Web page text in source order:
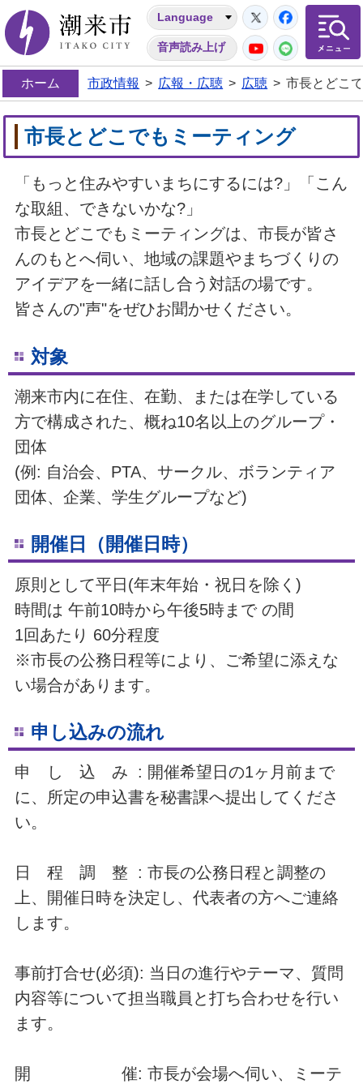
潮来市
Language
音声読み上げ
Twitter
YouTube
LINE
ホーム 市政情報 > 広報・広聴 > 広聴 > 市長とどこ
市長とどこでもミーティング
「もっと住みやすいまちにするには?」「こん
な取組、できないかな?」
市長とどこでもミーティングは、市長が皆さ
んのもとへ伺い、地域の課題やまちづくりの
アイデアを一緒に話し合う対話の場です。
皆さんの"声"をぜひお聞かせください。
対象
潮来市内に在住、在勤、または在学している
方で構成された、概ね10名以上のグループ・
団体
(例: 自治会、PTA、サークル、ボランティア
団体、企業、学生グループなど)
開催日（開催日時）
原則として平日(年末年始・祝日を除く)
時間は 午前10時から午後5時まで の間
1回あたり 60分程度
※市長の公務日程等により、ご希望に添えな
い場合があります。
申し込みの流れ
申 し 込 み : 開催希望日の1ヶ月前まで
に、所定の申込書を秘書課へ提出してくださ
い。
日 程 調 整 : 市長の公務日程と調整の
上、開催日時を決定し、代表者の方へご連絡
します。
事前打合せ(必須): 当日の進行やテーマ、質問
内容等について担当職員と打ち合わせを行い
ます。
開 催: 市長が会場へ伺い、ミーテ